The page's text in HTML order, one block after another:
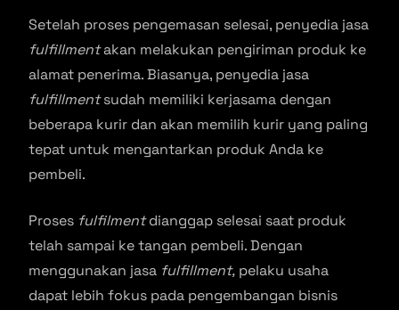
Setelah proses pengemasan selesai, penyedia jasa
fulfillmentakan melakukan pengiriman produk ke
alamat penerima. Biasanya, penyedia jasa
fulfillmentsudah memiliki kerjasama dengan
beberapa kurir dan akan memilih kurir yang paling
tepat untuk mengantarkan produk Anda ke
pembeli.
Proses fulfilmentdianggap selesai saat produk
telah sampai ke tangan pembeli. Dengan
menggunakan jasa fulfillment, pelaku usaha
dapat lebih fokus pada pengembangan bisnis